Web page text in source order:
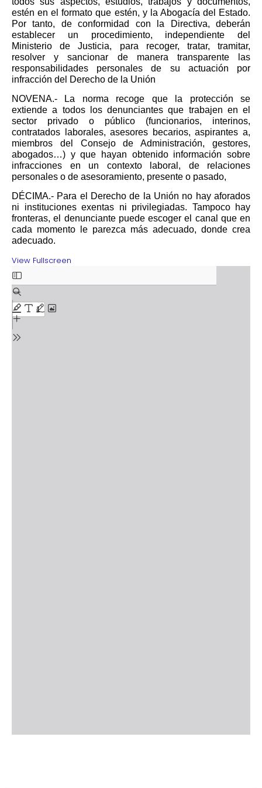
estén en el formato que estén, y la Abogacía del Estado.
Por tanto, de conformidad con la Directiva, deberán
establecer un procedimiento, independiente del
Ministerio de Justicia, para recoger, tratar, tramitar,
resolver y sancionar de manera transparente las
responsabilidades personales de su actuación por
infracción del Derecho de la Unión
NOVENA.- La norma recoge que la protección se
extiende a todos los denunciantes que trabajen en el
sector privado o público (funcionarios, interinos,
contratados laborales, asesores becarios, aspirantes a,
miembros del Consejo de Administración, gestores,
abogados…) y que hayan obtenido información sobre
infracciones en un contexto laboral, de relaciones
personales o de asesoramiento, presente o pasado,
DÉCIMA.- Para el Derecho de la Unión no hay aforados
ni instituciones exentas ni privilegiadas. Tampoco hay
fronteras, el denunciante puede escoger el canal que en
cada momento le parezca más adecuado, donde crea
adecuado.
View Fullscreen